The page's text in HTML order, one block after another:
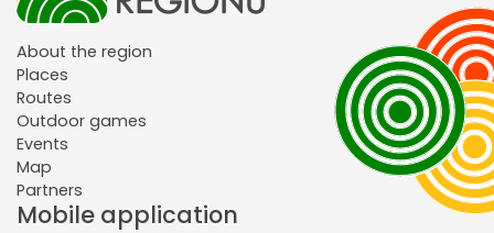
About the region
Places
Routes
Outdoor games
Events
Map
Partners
Mobile application